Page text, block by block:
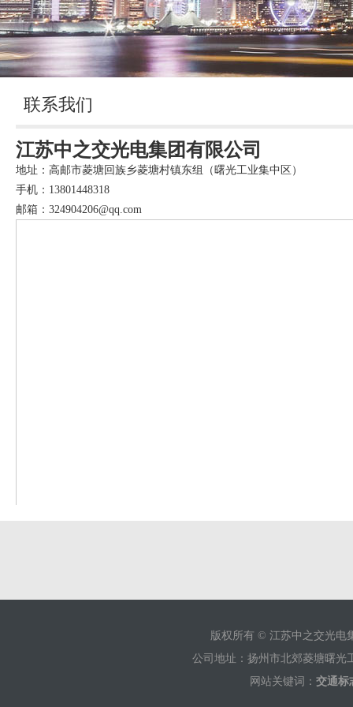
联系我们
江苏中之交光电集团有限公司
地址：高邮市菱塘回族乡菱塘村镇东组（曙光工业集中区）
手机：13801448318
邮箱：324904206@qq.com
版权所有 © 江苏中之交光
公司地址：扬州市北郊菱塘曙光
网站关键词： 交通标